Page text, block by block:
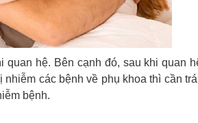
hệ. Bên cạnh đó, sau khi quan
các bệnh về phụ khoa thì cần
bệnh.